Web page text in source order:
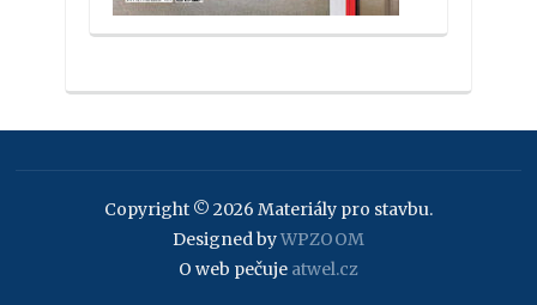
Copyright © 2026 Materiály pro stavbu.
Designed byWPZOOM
O web pečuje atwel.cz